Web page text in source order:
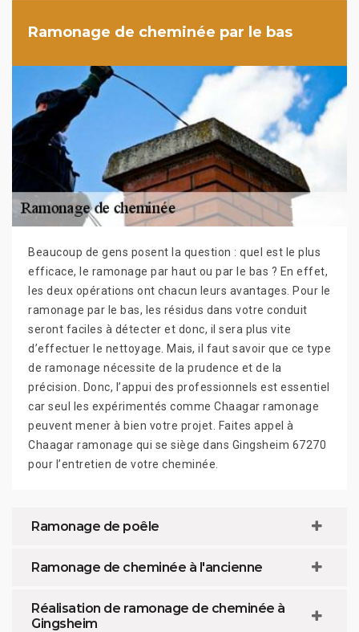
Ramonage de cheminée par le bas
Beaucoup de gens posent la question : quel est le plus
efficace, le ramonage par haut ou par le bas ? En effet,
les deux opérations ont chacun leurs avantages. Pour le
ramonage par le bas, les résidus dans votre conduit
seront faciles à détecter et donc, il sera plus vite
d’effectuer le nettoyage. Mais, il faut savoir que ce type
de ramonage nécessite de la prudence et de la
précision. Donc, l’appui des professionnels est essentiel
car seul les expérimentés comme Chaagar ramonage
peuvent mener à bien votre projet. Faites appel à
Chaagar ramonage qui se siège dans Gingsheim 67270
pour l’entretien de votre cheminée.
Ramonage de poêle
Ramonage de cheminée à l'ancienne
Réalisation de ramonage de cheminée à
Gingsheim